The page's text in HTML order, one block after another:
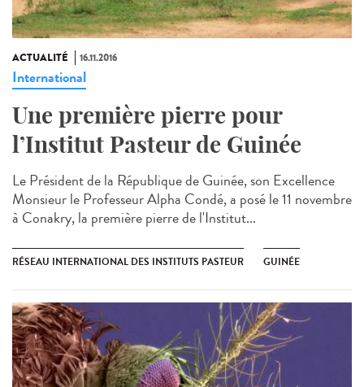
ACTUALITÉ 16.11.2016
International
Une première pierre pour
l’Institut Pasteur de Guinée
Le Président de la République de Guinée, son Excellence
Monsieur le Professeur Alpha Condé, a posé le 11 novembre
à Conakry, la première pierre de l'Institut...
RÉSEAU INTERNATIONAL DES INSTITUTS PASTEUR GUINÉE